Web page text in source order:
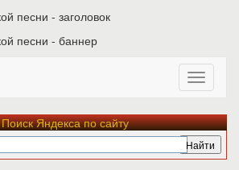
Поиск Яндекса по сайту